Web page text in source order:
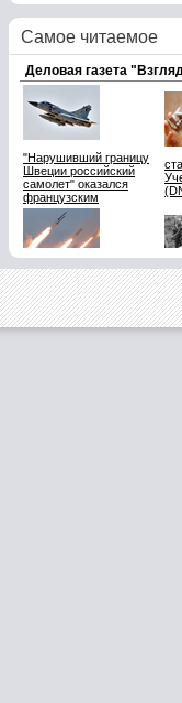
Самое читаемое